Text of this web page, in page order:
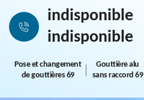
indisponible
indisponible
Pose et changement
de gouttières 69
Gouttière alu
sans raccord 69